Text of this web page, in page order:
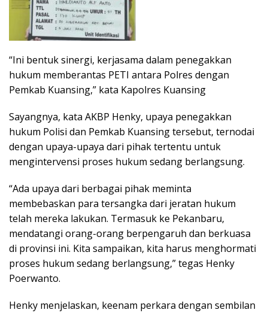
“Ini bentuk sinergi, kerjasama dalam penegakkan
hukum memberantas PETI antara Polres dengan
Pemkab Kuansing,” kata Kapolres Kuansing
Sayangnya, kata AKBP Henky, upaya penegakkan
hukum Polisi dan Pemkab Kuansing tersebut, ternodai
dengan upaya-upaya dari pihak tertentu untuk
mengintervensi proses hukum sedang berlangsung.
“Ada upaya dari berbagai pihak meminta
membebaskan para tersangka dari jeratan hukum
telah mereka lakukan. Termasuk ke Pekanbaru,
mendatangi orang-orang berpengaruh dan berkuasa
di provinsi ini. Kita sampaikan, kita harus menghormati
proses hukum sedang berlangsung,” tegas Henky
Poerwanto.
Henky menjelaskan, keenam perkara dengan sembilan